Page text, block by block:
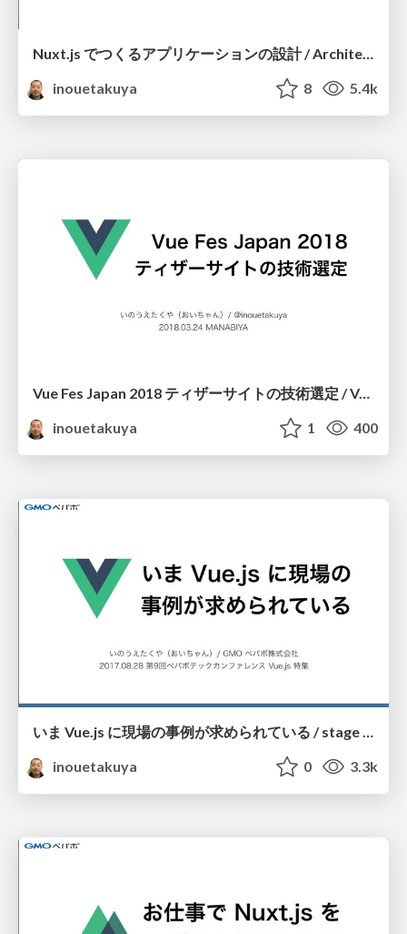
Nuxt.js でつくるアプリケーションの設計 / Architecture of nuxt application
inouetakuya
8 5.4k
Vue Fes Japan 2018 ティザーサイトの技術選定 / Vue Fes Japan 2018 site architecture
inouetakuya
1 400
いま Vue.js に現場の事例が求められている / stage of vuejs jp
inouetakuya
0 3.3k